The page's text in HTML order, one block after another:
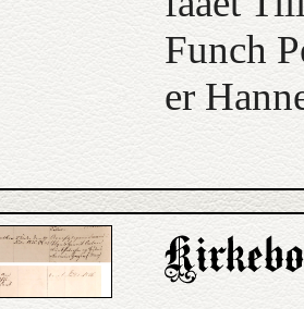
Funch
er